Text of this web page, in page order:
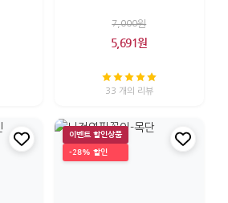
7,000원
5,691원
33 개의 리뷰
이벤트 할인상품
-28% 할인